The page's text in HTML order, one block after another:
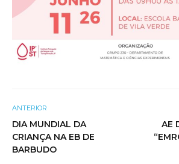
ANTERIOR
DIA MUNDIAL DA
CRIANÇA NA EB DE
BARBUDO
AE